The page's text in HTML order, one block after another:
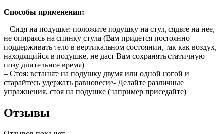
Способы применения:
– Сидя на подушке: положите подушку на стул, сядьте на нее,
не опираясь на спинку стула (Вам придется постоянно
поддерживать тело в вертикальном состоянии, так как воздух,
находящийся в подушке, не даст Вам сохранять статичную
позу длительное время)
– Стоя: встаньте на подушку двумя или одной ногой и
старайтесь удержать равновесие- Делайте различные
упражнения, стоя на подушке (например приседайте)
Отзывы